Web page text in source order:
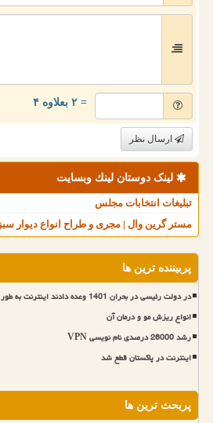
= ۲ بعلاوه ۴
ارسال نظر
لینک دوستان لینك وبسایت
تبلیغات انتخابات مجلس
مستر گرین وال | مجری و طراح انواع دیوار سبز
پربیننده ترین ها
در دولت رئیسی در بحران 1401 وعده دادند اینترنت به طور موقت قطع می شود اما ماندگار شد
انواع ریزش مو و درمان آن
رشد 26000 درصدی نام نویسی VPN
اینترنت در پاکستان قطع شد
پربحث ترین ها